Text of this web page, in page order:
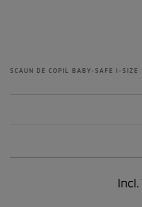
SCAUN DE COPIL BABY-SAFE I-
Incl.